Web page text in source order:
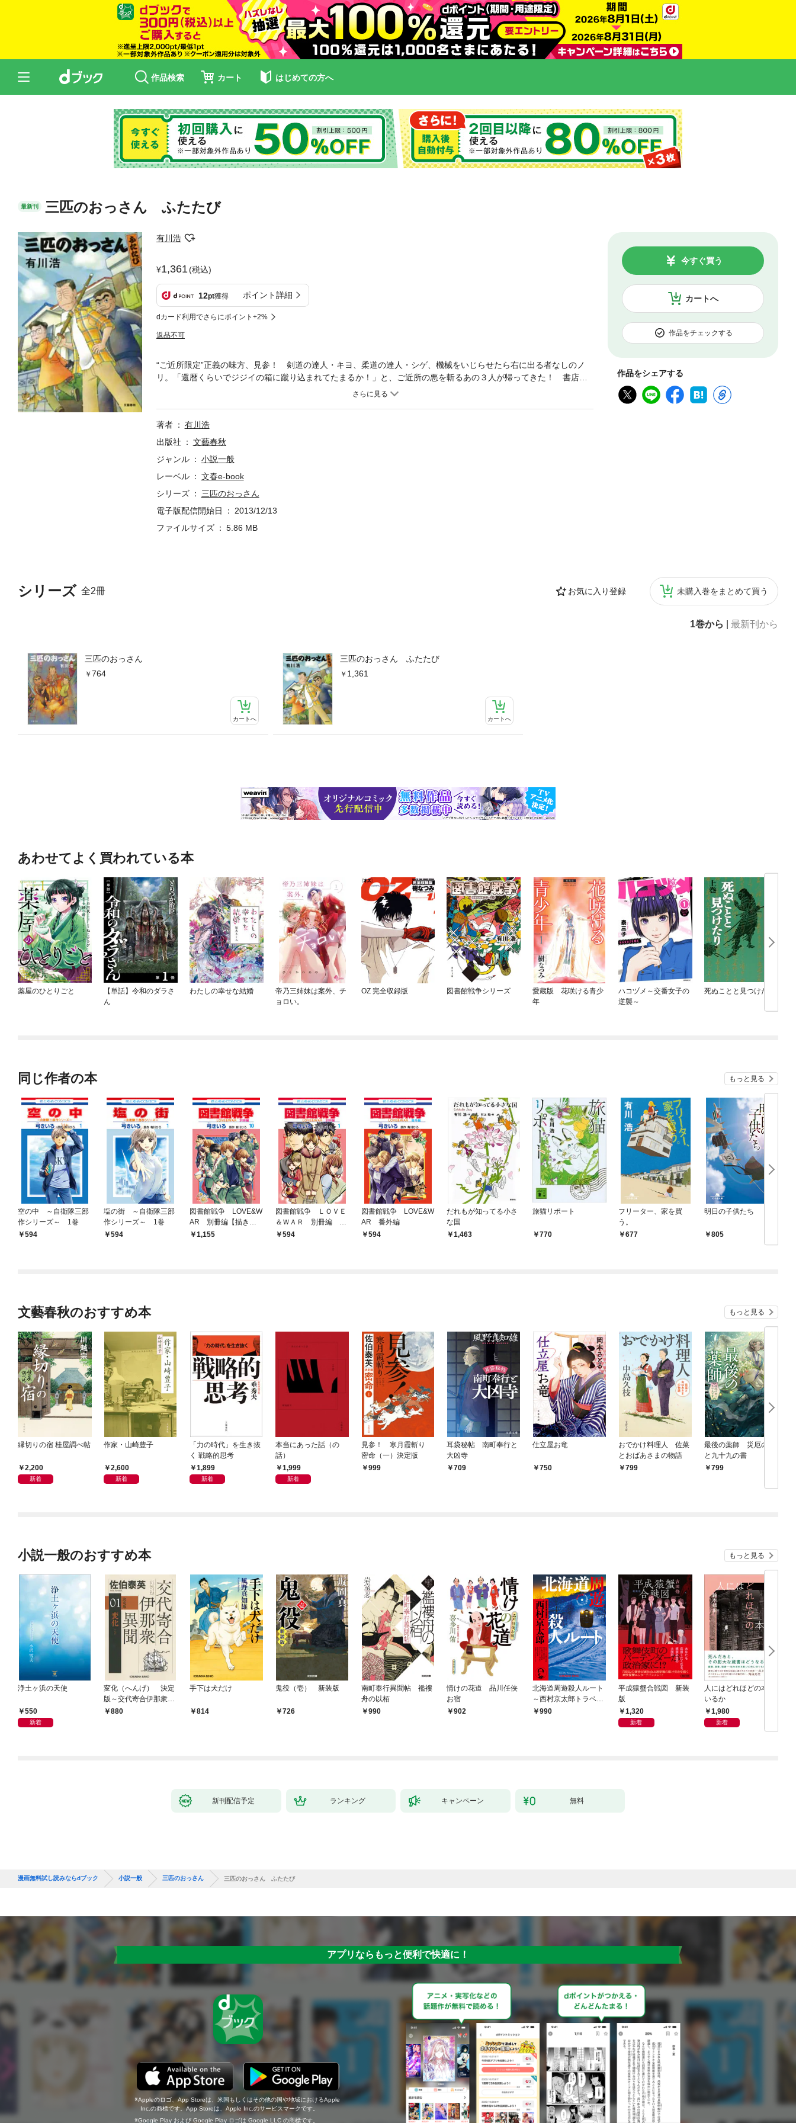
作品検索 カート はじめての方へ
最新刊 三匹のおっさん ふたたび
有川浩
1,361(税込)
12pt獲得 ポイント詳細
dカード利用でさらにポイント+2%
返品不可
カートへ
今すぐ買う
作品をチェックする
作品をシェアする
シリーズ 全2冊 お気に入り登録 未購入巻をまとめて買う
1巻から 最新刊から
三匹のおっさん
764
カートへ
三匹のおっさん ふたたび
1,361
カートへ
“ご近所限定”正義の味方、見参！ 剣道の達人・キヨ、柔道の達人・シゲ、機械をいじらせたら右に出る者なしのノ
リ。「還暦くらいでジジイの箱に蹴り込まれてたまるか！」と、ご近所の悪を斬るあの３人が帰ってきた！ 書店万
引き、不法投棄、お祭りの資金繰りなど、日本中に転がっている身近で厄介な問題に、今回も三匹が立ち上がる。ノ
著者
有川浩
出版社
文藝春秋
ジャンル
小説一般
レーベル
文春e-book
シリーズ
三匹のおっさん
電子版配信開始日
2013/12/13
ファイルサイズ
5.86 MB
あわせてよく買われている本
薬屋のひとりごと
【単話】令和のダラさ
ん
わたしの幸せな結婚
帝乃三姉妹は案外、チ
ョロい。
OZ 完全収録版 図書館戦争シリーズ
愛蔵版 花咲ける青少
年
ハコヅメ～交番女子の
逆襲～
死ぬことと見つけたり
同じ作者の本 もっと見る
空の中 ～自衛隊三部
作シリーズ～ 1巻
594
塩の街 ～自衛隊三部
作シリーズ～ 1巻
594
図書館戦争 LOVE&W
AR 別冊編【描き下
ろしマンガ＋ミニ画集
1,155
図書館戦争 ＬＯＶＥ
＆ＷＡＲ 別冊編 1
巻594
図書館戦争 LOVE&W
AR 番外編
594
だれもが知ってる小さ
な国
1,463
旅猫リポート
770
フリーター、家を買
う。
677
明日の子供たち
805
文藝春秋のおすすめ本 もっと見る
縁切りの宿 桂屋調べ帖
2,200
新着
作家・山崎豊子
2,600
新着
「力の時代」を生き抜
く 戦略的思考
1,899
新着
本当にあった話（の
話）
1,999
新着
見参！ 寒月霞斬り
密命（一）決定版
999
耳袋秘帖 南町奉行と
大凶寺
709
仕立屋お竜
750
おでかけ料理人 佐菜
とおばあさまの物語
799
最後の薬師 災厄の村
と九十九の書
799
小説一般のおすすめ本 もっと見る
浄土ヶ浜の天使
550
新着
変化（へんげ） 決定
版～交代寄合伊那衆異
聞（1）～
880
手下は犬だけ
814
鬼役（壱） 新装版
726
南町奉行異聞帖 襤褸
舟の以栢
990
情けの花道 品川任侠
お宿
902
北海道周遊殺人ルート
～西村京太郎トラベル
ミステリー・セレクシ
990
平成猿蟹合戦図 新装
版
1,320
新着
人にはどれほどの本が
いるか
1,980
新着
新刊配信予定 ランキング キャンペーン 無料
漫画無料試し読みならdブック 小説一般 三匹のおっさん 三匹のおっさん ふたたび
アプリならもっと便利で快適に！
Appleのロゴ、App Storeは、米国もしくはその他の国や地域におけるApple
Inc.の商標です。App Storeは、Apple Inc.のサービスマークです。
Google Play および Google Play ロゴは Google LLC の商標です。